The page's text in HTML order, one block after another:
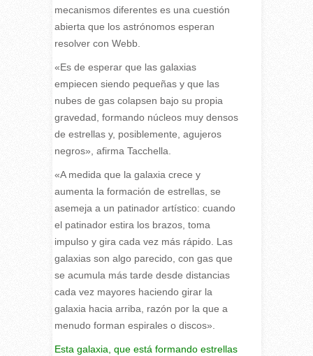
mecanismos diferentes es una cuestión
abierta que los astrónomos esperan
resolver con Webb.
«Es de esperar que las galaxias
empiecen siendo pequeñas y que las
nubes de gas colapsen bajo su propia
gravedad, formando núcleos muy densos
de estrellas y, posiblemente, agujeros
negros», afirma Tacchella.
«A medida que la galaxia crece y
aumenta la formación de estrellas, se
asemeja a un patinador artístico: cuando
el patinador estira los brazos, toma
impulso y gira cada vez más rápido. Las
galaxias son algo parecido, con gas que
se acumula más tarde desde distancias
cada vez mayores haciendo girar la
galaxia hacia arriba, razón por la que a
menudo forman espirales o discos».
Esta galaxia, que está formando estrellas